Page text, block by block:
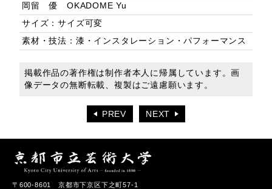
岡留 優 OKADOME Yu
サイズ：サイズ可変
素材・技法：漆・インスタレーション・パフォーマンス
掲載作品の著作権は制作者本人に帰属しています。画
像データの無断転載、複製はご遠慮願います。
PREV NEXT
〒600-8601 京都市下京区下之町57-1